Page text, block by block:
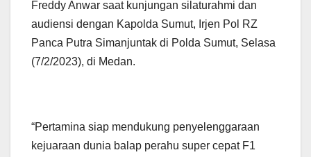
Freddy Anwar saat kunjungan silaturahmi dan
audiensi dengan Kapolda Sumut, Irjen Pol RZ
Panca Putra Simanjuntak di Polda Sumut, Selasa
(7/2/2023), di Medan.
“Pertamina siap mendukung penyelenggaraan
kejuaraan dunia balap perahu super cepat F1